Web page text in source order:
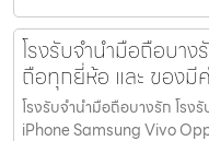
โรงรับจำนำมือถือบา
ถือทุกยี่ห้อ และ ของมี
โรงรับจำนำมือถือบางรัก โร
iPhone Samsung Vivo